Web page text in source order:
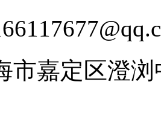
市嘉定区澄浏